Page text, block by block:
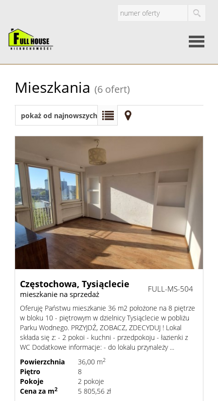
O
firmie
Dzialki
Mieszkania (6 ofert)
pokaż od najnowszych
Częstochowa, Tysiąclecie
mieszkanie na sprzedaż
FULL-MS-504
Oferuję Państwu mieszkanie 36 m2 położone na 8 piętrze
w bloku 10 - piętrowym w dzielnicy Tysiąclecie w pobliżu
Parku Wodnego. PRZYJDŹ, ZOBACZ, ZDECYDUJ ! Lokal
składa się z: - 2 pokoi - kuchni - przedpokoju - łazienki z
WC Dodatkowe informacje: - do lokalu przynależy ...
Powierzchnia
36,00 m2
Piętro
8
Pokoje
2 pokoje
Cena za m2 5 805,56 zł